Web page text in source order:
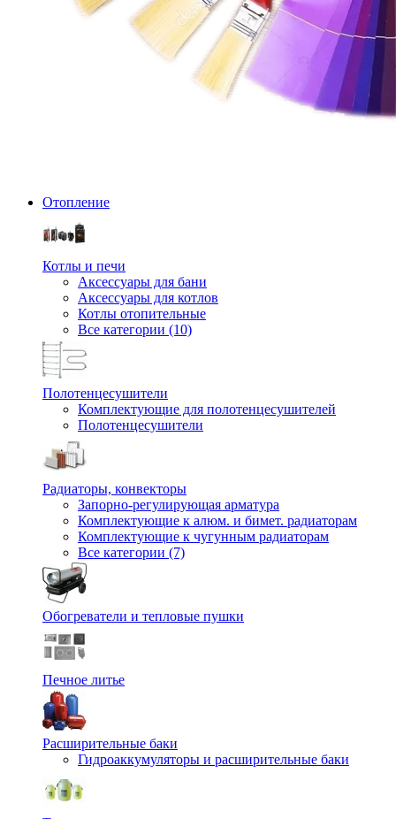
Отопление
Котлы и печи
Аксессуары для бани
Аксессуары для котлов
Котлы отопительные
Все категории (10)
Полотенцесушители
Комплектующие для полотенцесушителей
Полотенцесушители
Радиаторы, конвекторы
Запорно-регулирующая арматура
Комплектующие к алюм. и бимет. радиаторам
Комплектующие к чугунным радиаторам
Все категории (7)
Обогреватели и тепловые пушки
Печное литье
Расширительные баки
Гидроаккумуляторы и расширительные баки